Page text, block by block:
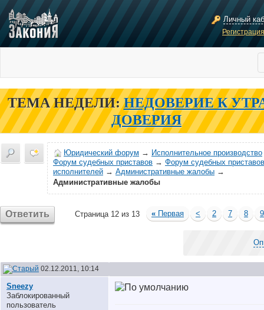
Личный
ТЕМА НЕДЕЛИ: НЕДОВЕРИЕ К
ДОВЕРИЯ
Юридический форум → Исполнительное производство
Форум судебных приставов → Форум судебных
исполнителей → Административные жалобы →
Административные жалобы
Ответить Страница 12 из 13 « Первая < 2 7 8 9
02.12.2011, 10:14
Sneezy
Заблокированный
пользователь